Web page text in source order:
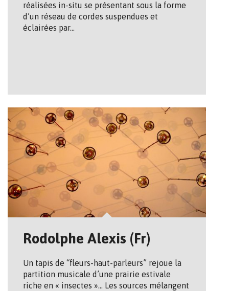
réalisées in-situ se présentant sous la forme
d’un réseau de cordes suspendues et
éclairées par…
Rodolphe Alexis (Fr)
Un tapis de “fleurs-haut-parleurs” rejoue la
partition musicale d’une prairie estivale
riche en « insectes »… Les sources mélangent